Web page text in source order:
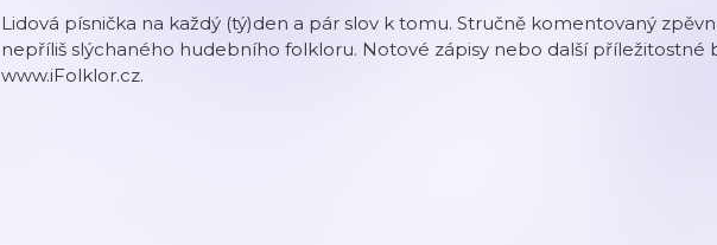
Lidová písnička na každý (tý)den a pár slov k tomu. Stručně komentovaný
nepříliš slýchaného hudebního folkloru. Notové zápisy nebo další příležitostné
www.iFolklor.cz.